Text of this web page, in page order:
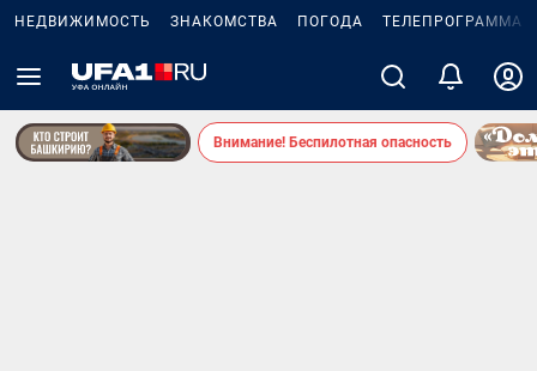
НЕДВИЖИМОСТЬ ЗНАКОМСТВА ПОГОДА ТЕЛЕПРОГРАММА
Внимание! Беспилотная опасность